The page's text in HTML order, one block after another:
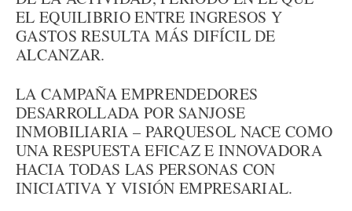
EL EQUILIBRIO ENTRE INGRESOS Y
GASTOS RESULTA MÁS DIFÍCIL DE
ALCANZAR.
LA CAMPAÑA EMPRENDEDORES
DESARROLLADA POR SANJOSE
INMOBILIARIA – PARQUESOL NACE COMO
UNA RESPUESTA EFICAZ E INNOVADORA
HACIA TODAS LAS PERSONAS CON
INICIATIVA Y VISIÓN EMPRESARIAL.